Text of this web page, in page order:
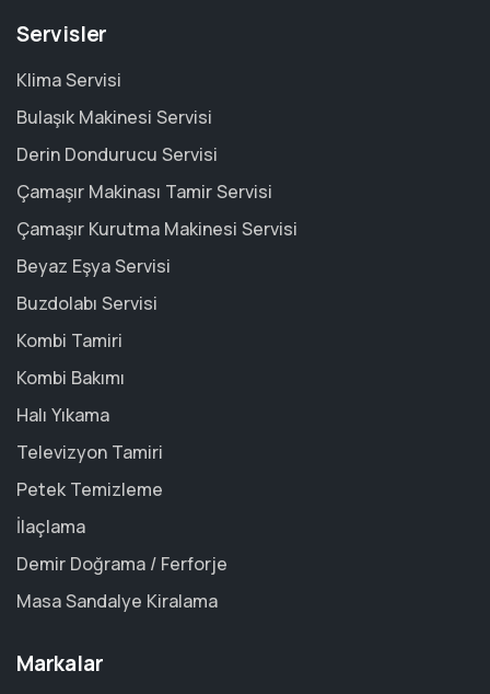
Servisler
Klima Servisi
Bulaşık Makinesi Servisi
Derin Dondurucu Servisi
Çamaşır Makinası Tamir Servisi
Çamaşır Kurutma Makinesi Servisi
Beyaz Eşya Servisi
Buzdolabı Servisi
Kombi Tamiri
Kombi Bakımı
Halı Yıkama
Televizyon Tamiri
Petek Temizleme
İlaçlama
Demir Doğrama / Ferforje
Masa Sandalye Kiralama
Markalar